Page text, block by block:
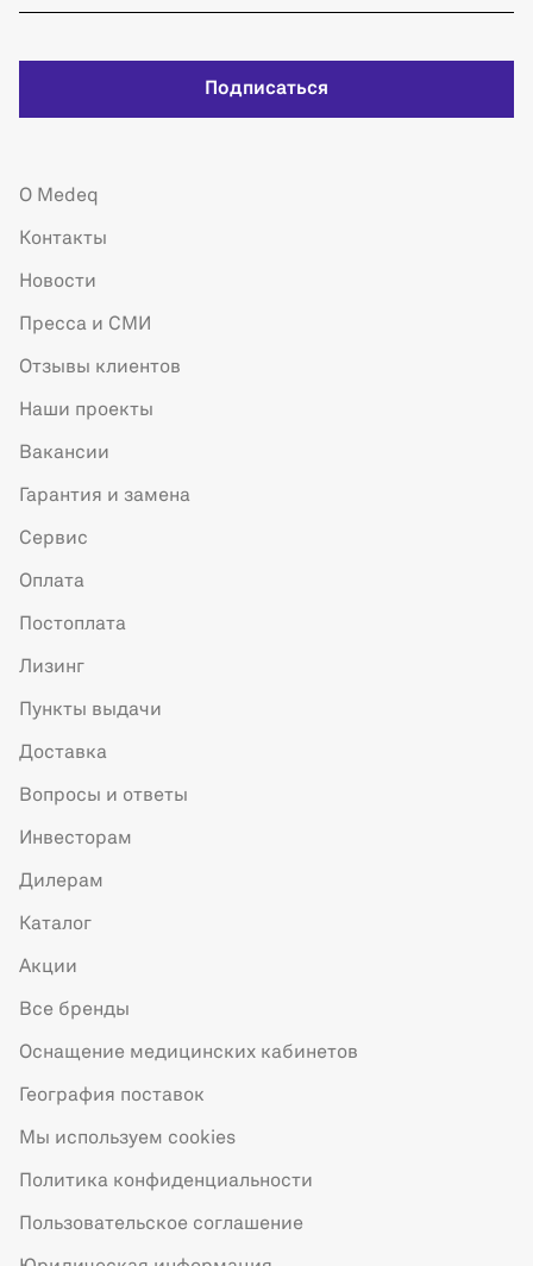
Подписаться
О Medeq
Контакты
Новости
Пресса и СМИ
Отзывы клиентов
Наши проекты
Вакансии
Гарантия и замена
Сервис
Оплата
Постоплата
Лизинг
Пункты выдачи
Доставка
Вопросы и ответы
Инвесторам
Дилерам
Каталог
Акции
Все бренды
Оснащение медицинских кабинетов
География поставок
Мы используем cookies
Политика конфиденциальности
Пользовательское соглашение